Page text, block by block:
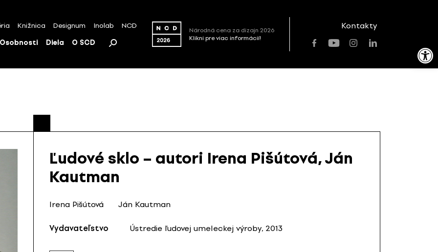
Open toolbar
Knižnica Designum Inolab NCD
Osobnosti Diela O SCD
Národná cena za dizajn 2026
Klikni pre viac informácií!
Kontakty
Ľudové sklo – autori Irena Pišútová, Ján
Kautman
Irena Pišútová Ján Kautman
Vydavateľstvo Ústredie ľudovej umeleckej výroby, 2013